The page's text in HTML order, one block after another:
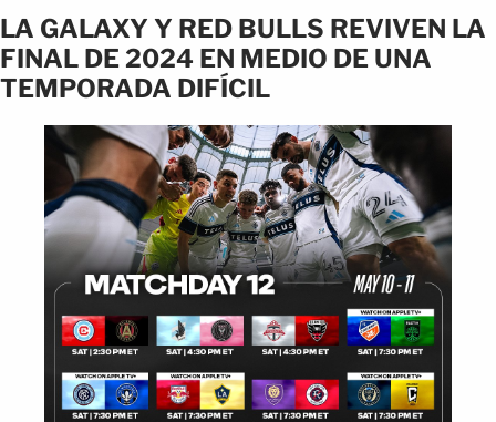
LA GALAXY Y RED BULLS REVIVEN LA
FINAL DE 2024 EN MEDIO DE UNA
TEMPORADA DIFÍCIL